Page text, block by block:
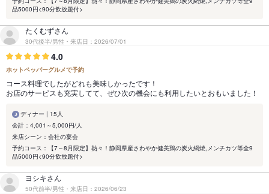
品5000円<90分飲放題付>
たくむずさん
30代後半/男性・来店日：2026/07/01
4.0
ホットペッパーグルメで予約
コース料理でしたがどれも美味しかったです！
お店のサービスも充実してて、ぜひ次の機会にも利用したいとおもいました！
ディナー | 15人
会計：4,001～5,000円/人
来店シーン：会社の宴会
予約コース：【7～8月限定】熱々！静岡県産さわやか健美鶏の炭火網焼,メンチカツ等全9
品5000円<90分飲放題付>
ヨシキさん
50代前半/男性・来店日：2026/06/23